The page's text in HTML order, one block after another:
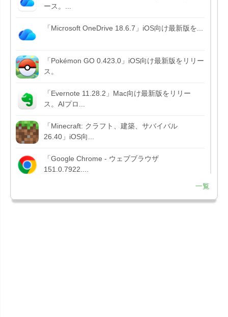
ース。...
「Microsoft OneDrive 18.6.7」iOS向け最新版を...
「Pokémon GO 0.423.0」iOS向け最新版をリリー
ス。
「Evernote 11.28.2」Mac向け最新版をリリー
ス。AIプロ...
「Minecraft: クラフト、建築、サバイバル
26.40」iOS向...
「Google Chrome - ウェブブラウザ
151.0.7922....
一覧